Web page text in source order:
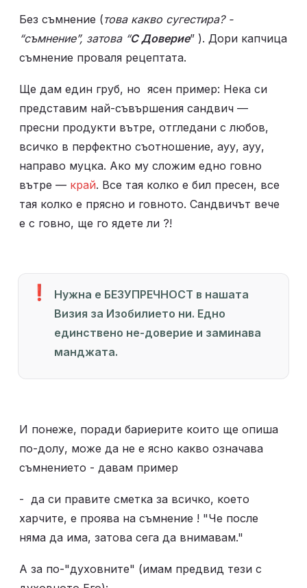
Без съмнение (това какво сугестира? -
“съмнение”, затова “С Доверие” ). Дори капчица
съмнение проваля рецептата.
Ще дам един груб, но  ясен пример: Нека си
представим най-съвършения сандвич —
пресни продукти вътре, отгледани с любов,
всичко в перфектно съотношение, ауу, ауу,
направо муцка. Ако му сложим едно говно
вътре — край. Все тая колко е бил пресен, все
тая колко е прясно и говното. Сандвичът вече
е с говно, ще го ядете ли ?!
❗
Нужна е БЕЗУПРЕЧНОСТ в нашата
Визия за Изобилието ни. Едно
единствено не-доверие и заминава
манджата.
И понеже, поради бариерите които ще опиша
по-долу, може да не е ясно какво означава
съмнението - давам пример
-  да си правите сметка за всичко, което
харчите, е проява на съмнение ! "Че после
няма да има, затова сега да внимавам."
А за по-"духовните" (имам предвид тези с